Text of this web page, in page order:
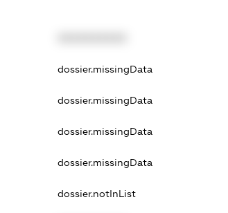
dossier.missingData
dossier.missingData
dossier.missingData
dossier.missingData
dossier.notInList